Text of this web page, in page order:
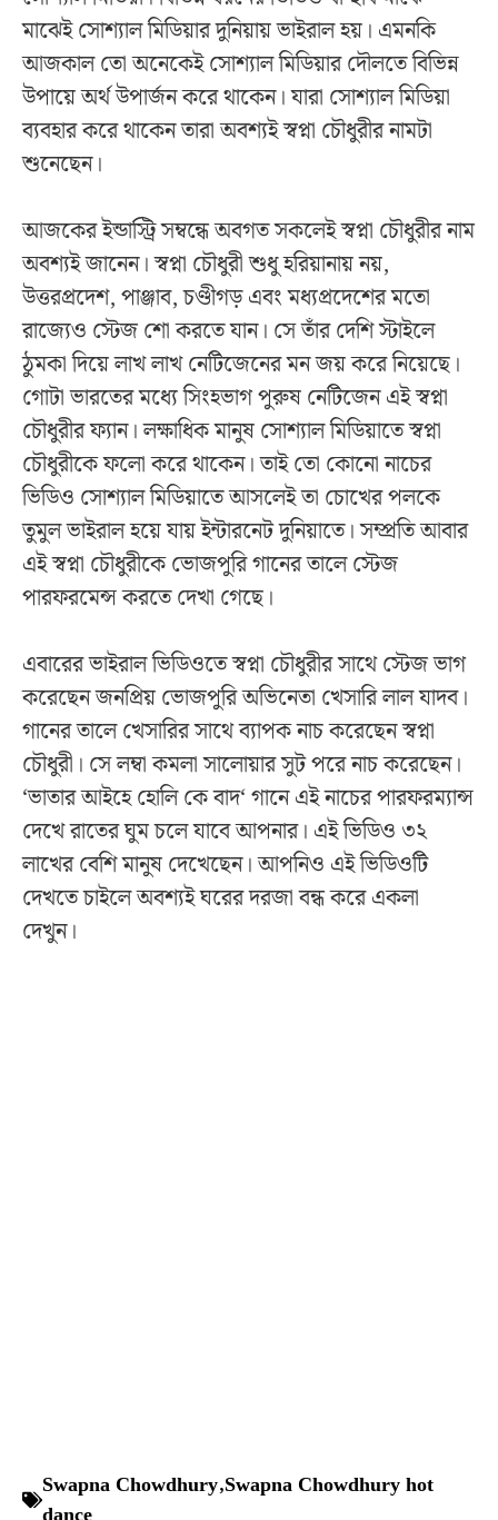
মাঝেই সোশ্যাল মিডিয়ার দুনিয়ায় ভাইরাল হয়। এমনকি
আজকাল তো অনেকেই সোশ্যাল মিডিয়ার দৌলতে বিভিন্ন
উপায়ে অর্থ উপার্জন করে থাকেন। যারা সোশ্যাল মিডিয়া
ব্যবহার করে থাকেন তারা অবশ্যই স্বপ্না চৌধুরীর নামটা
শুনেছেন।
আজকের ইন্ডাস্ট্রি সম্বন্ধে অবগত সকলেই স্বপ্না চৌধুরীর নাম
অবশ্যই জানেন। স্বপ্না চৌধুরী শুধু হরিয়ানায় নয়,
উত্তরপ্রদেশ, পাঞ্জাব, চণ্ডীগড় এবং মধ্যপ্রদেশের মতো
রাজ্যেও স্টেজ শো করতে যান। সে তাঁর দেশি স্টাইলে
ঠুমকা দিয়ে লাখ লাখ নেটিজেনের মন জয় করে নিয়েছে।
গোটা ভারতের মধ্যে সিংহভাগ পুরুষ নেটিজেন এই স্বপ্না
চৌধুরীর ফ্যান। লক্ষাধিক মানুষ সোশ্যাল মিডিয়াতে স্বপ্না
চৌধুরীকে ফলো করে থাকেন। তাই তো কোনো নাচের
ভিডিও সোশ্যাল মিডিয়াতে আসলেই তা চোখের পলকে
তুমুল ভাইরাল হয়ে যায় ইন্টারনেট দুনিয়াতে। সম্প্রতি আবার
এই স্বপ্না চৌধুরীকে ভোজপুরি গানের তালে স্টেজ
পারফরমেন্স করতে দেখা গেছে।
এবারের ভাইরাল ভিডিওতে স্বপ্না চৌধুরীর সাথে স্টেজ ভাগ
করেছেন জনপ্রিয় ভোজপুরি অভিনেতা খেসারি লাল যাদব।
গানের তালে খেসারির সাথে ব্যাপক নাচ করেছেন স্বপ্না
চৌধুরী। সে লম্বা কমলা সালোয়ার সুট পরে নাচ করেছেন।
‘ভাতার আইহে হোলি কে বাদ‘ গানে এই নাচের পারফরম্যান্স
দেখে রাতের ঘুম চলে যাবে আপনার। এই ভিডিও ৩২
লাখের বেশি মানুষ দেখেছেন। আপনিও এই ভিডিওটি
দেখতে চাইলে অবশ্যই ঘরের দরজা বন্ধ করে একলা
দেখুন।
Swapna Chowdhury,Swapna Chowdhury hot